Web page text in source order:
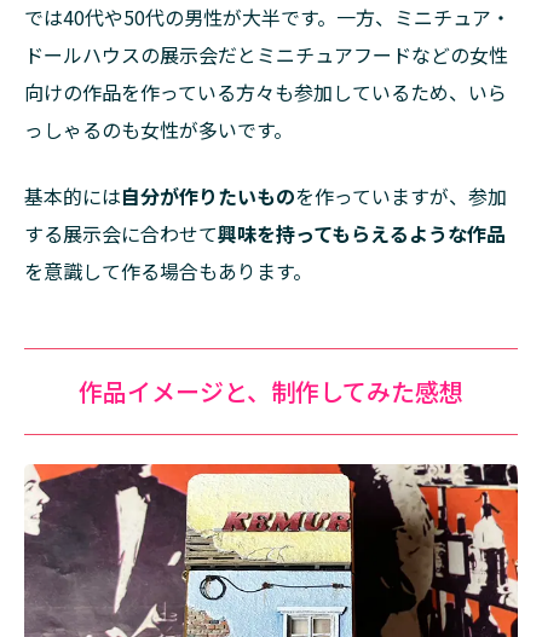
では40代や50代の男性が大半です。一方、ミニチュア・
ドールハウスの展示会だとミニチュアフードなどの女性
向けの作品を作っている方々も参加しているため、いら
っしゃるのも女性が多いです。
基本的には自分が作りたいものを作っていますが、参加
する展示会に合わせて興味を持ってもらえるような作品
を意識して作る場合もあります。
作品イメージと、制作してみた感想